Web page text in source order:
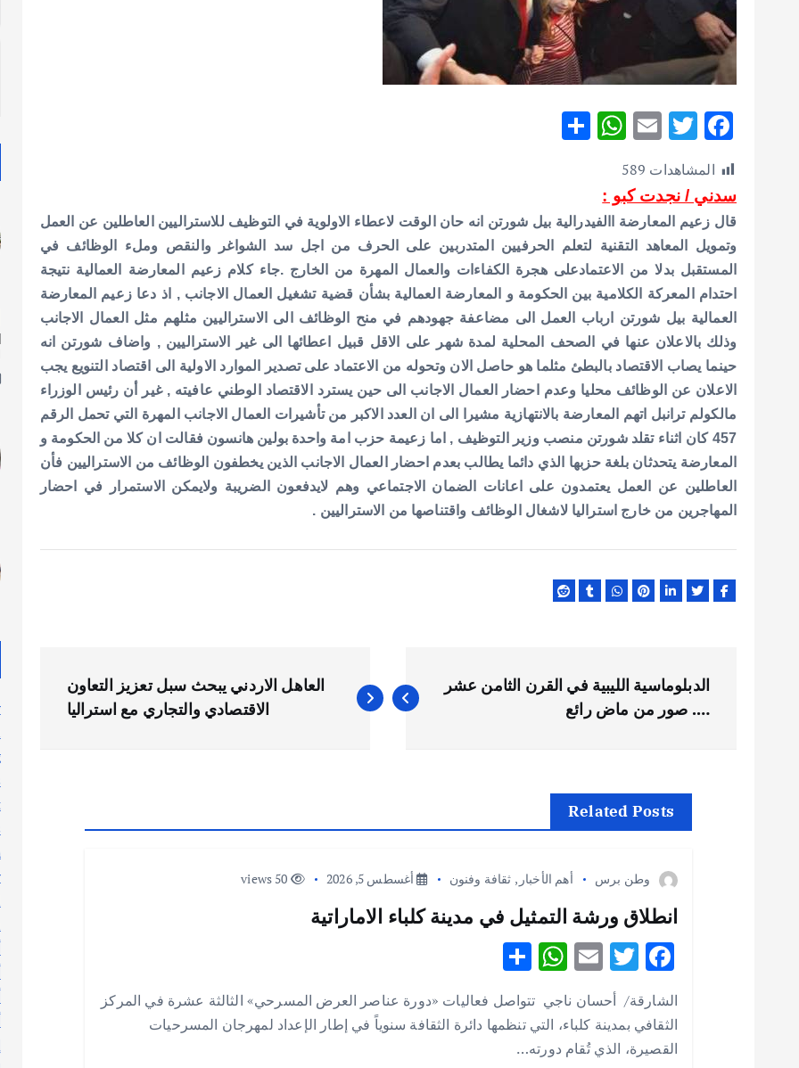
F
ac
e
b
o
o
k
T
w
it
te
r
E
m
ai
l
W
s
A
p
p
e
المشاهدات 589
سدني / نجدت كبو :
قال زعيم المعارضة االفيدرالية بيل شورتن انه حان الوقت لاعطاء الاولوية في التوظيف للاستراليين العاطلين عن العمل
وتمويل المعاهد التقنية لتعلم الحرفيين المتدربين على الحرف من اجل سد الشواغر والنقص وملء الوظائف في
المستقبل بدلا من الاعتمادعلى هجرة الكفاءات والعمال المهرة من الخارج .جاء كلام زعيم المعارضة العمالية نتيجة
احتدام المعركة الكلامية بين الحكومة و المعارضة العمالية بشأن قضية تشغيل العمال الاجانب , اذ دعا زعيم المعارضة
العمالية بيل شورتن ارباب العمل الى مضاعفة جهودهم في منح الوظائف الى الاستراليين مثلهم مثل العمال الاجانب
وذلك بالاعلان عنها في الصحف المحلية لمدة شهر على الاقل قبيل اعطائها الى غير الاستراليين , واضاف شورتن انه
حينما يصاب الاقتصاد بالبطئ مثلما هو حاصل الان وتحوله من الاعتماد على تصدير الموارد الاولية الى اقتصاد التنويع يجب
الاعلان عن الوظائف محليا وعدم احضار العمال الاجانب الى حين يسترد الاقتصاد الوطني عافيته , غير أن رئيس الوزراء
مالكولم ترانبل اتهم المعارضة بالانتهازية مشيرا الى ان العدد الاكبر من تأشيرات العمال الاجانب المهرة التي تحمل الرقم
457 كان اثناء تقلد شورتن منصب وزير التوظيف , اما زعيمة حزب امة واحدة بولين هانسون فقالت ان كلا من الحكومة و
المعارضة يتحدثان بلغة حزبها الذي دائما يطالب بعدم احضار العمال الاجانب الذين يخطفون الوظائف من الاستراليين فأن
العاطلين عن العمل يعتمدون على اعانات الضمان الاجتماعي وهم لايدفعون الضريبة ولايمكن الاستمرار في احضار
المهاجرين من خارج استراليا لاشغال الوظائف واقتناصها من الاستراليين .
ص
الدبلوماسية الليبية في القرن الثامن عشر
…. صور من ماض رائع
العاهل الاردني يبحث سبل تعزيز التعاون
الاقتصادي والتجاري مع استراليا
Related Posts
وطن برس أهم الأخبار , ثقافة وفنون أغسطس 5, 2026
انطلاق ورشة التمثيل في مدينة كلباء الاماراتية
F
e
b
T
w
it
te
E
m
ai
l
W
at
s
h
ar
e
الشارقة/ أحسان ناجي تتواصل فعاليات «دورة عناصر العرض المسرحي» الثالثة عشرة في المركز
الثقافي بمدينة كلباء، التي تنظمها دائرة الثقافة سنوياً في إطار الإعداد لمهرجان المسرحيات
القصيرة، الذي تُقام دورته…